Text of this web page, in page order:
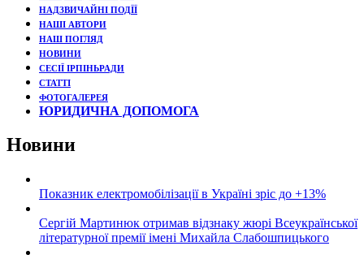
НАДЗВИЧАЙНІ ПОДЇЇ
НАШІ АВТОРИ
НАШ ПОГЛЯД
НОВИНИ
СЕСІЇ ІРПІНЬРАДИ
СТАТТІ
ФОТОГАЛЕРЕЯ
ЮРИДИЧНА ДОПОМОГА
Новини
Показник електромобілізації в Україні зріс до +13%
Сергій Мартинюк отримав відзнаку жюрі Всеукраїнської
літературної премії імені Михайла Слабошпицького